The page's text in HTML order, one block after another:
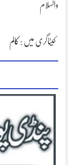
والسلام
کیٹاگری میں : کالم